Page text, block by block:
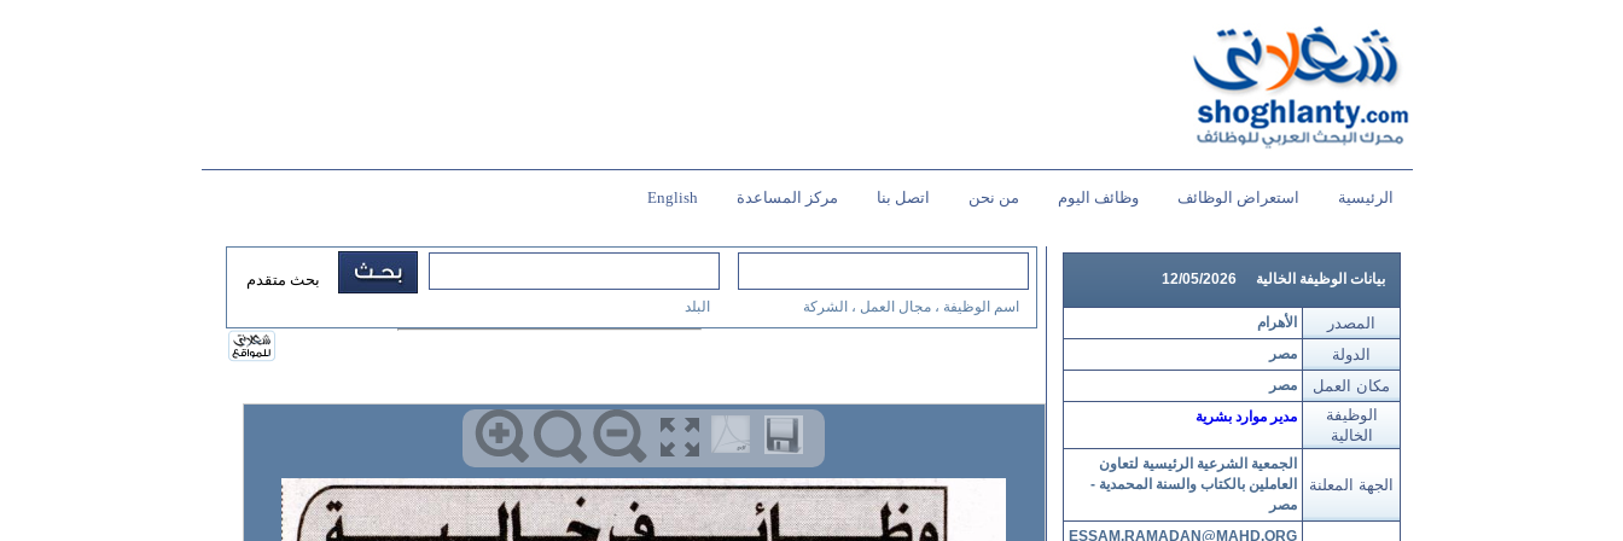
الرئيسية استعراض الوظائف وظائف اليوم من نحن اتصل بنا مركز المساعدة English
بيانات الوظيفة الخالية 12/05/2026
الأهرام المصدر
مصر الدولة
مصر مكان العمل
مدير موارد بشرية
الوظيفة
الخالية
الجمعية الشرعية الرئيسية لتعاون
العاملين بالكتاب والسنة المحمدية -
مصر
الجهة المعلنة
ESSAM.RAMADAN@MAHD.ORG
اسم الوظيفة ، مجال العمل ، الشركة البلد
بحث متقدم